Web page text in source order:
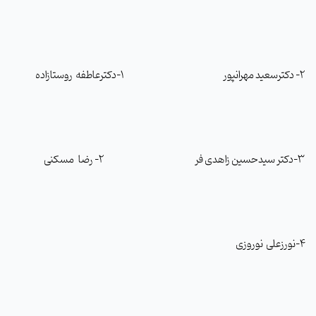
2- دکترسعید مهرانپور 1-دکترعاطفه روستازاده
3-دکتر سیدحسین زاهدی فر 2- رضا مسکنی
4-نورزعلی نوروزی